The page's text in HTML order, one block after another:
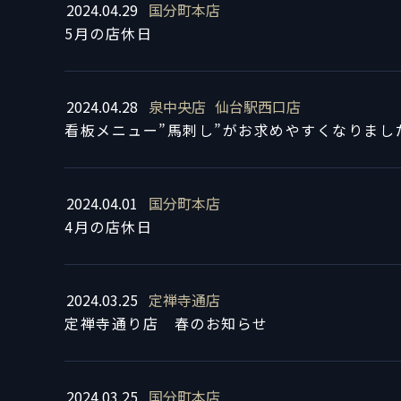
2024.04.29 国分町本店
5月の店休日
2024.04.28 仙台駅西口店
泉中央店
看板メニュー”馬刺し”がお求めやすくなりま
2024.04.01
国分町本店
4月の店休日
2024.03.25 定禅寺通店
定禅寺通り店 春のお知らせ
2024.03.25 国分町本店